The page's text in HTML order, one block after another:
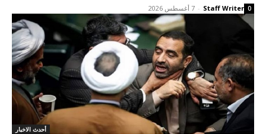
Staff Writer
- 7 أغسطس 2026 0
أحدث الاخبار